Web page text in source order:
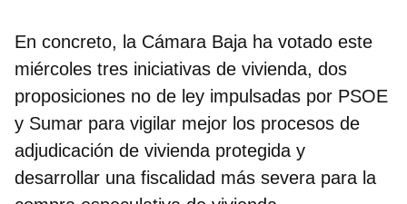
En concreto, la Cámara Baja ha votado este
miércoles tres iniciativas de vivienda, dos
proposiciones no de ley impulsadas por PSOE
y Sumar para vigilar mejor los procesos de
adjudicación de vivienda protegida y
desarrollar una fiscalidad más severa para la